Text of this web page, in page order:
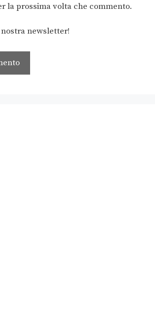
la prossima volta che commento.
newsletter!